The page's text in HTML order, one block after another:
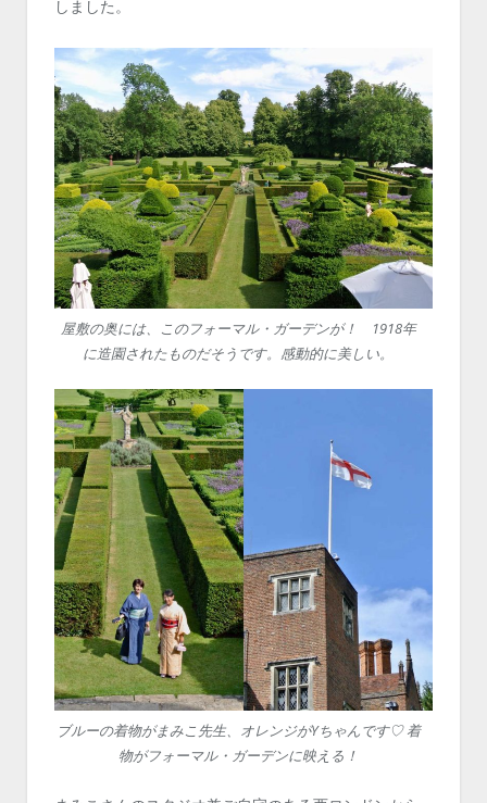
しました。
屋敷の奥には、このフォーマル・ガーデンが！ 1918年
に造園されたものだそうです。感動的に美しい。
ブルーの着物がまみこ先生、オレンジがYちゃんです♡ 着
物がフォーマル・ガーデンに映える！